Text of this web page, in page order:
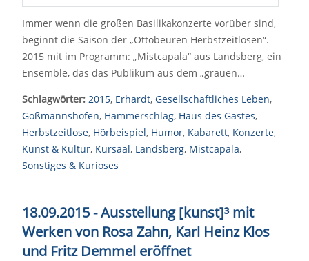
Immer wenn die großen Basilikakonzerte vorüber sind,
beginnt die Saison der „Ottobeuren Herbstzeitlosen“.
2015 mit im Programm: „Mistcapala“ aus Landsberg, ein
Ensemble, das das Publikum aus dem „grauen…
Schlagwörter: 2015, Erhardt, Gesellschaftliches Leben,
Goßmannshofen, Hammerschlag, Haus des Gastes,
Herbstzeitlose, Hörbeispiel, Humor, Kabarett, Konzerte,
Kunst & Kultur, Kursaal, Landsberg, Mistcapala,
Sonstiges & Kurioses
18.09.2015 - Ausstellung [kunst]³ mit
Werken von Rosa Zahn, Karl Heinz Klos
und Fritz Demmel eröffnet